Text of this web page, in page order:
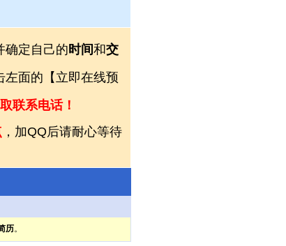
确定自己的时间和交
左面的【立即在线预
联系电话！
，加QQ后请耐心等待
历。